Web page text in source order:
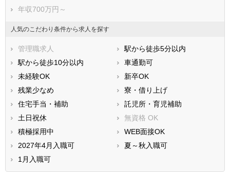
年収700万円～
人気のこだわり条件から求人を探す
管理職求人
駅から徒歩5分以内
駅から徒歩10分以内
車通勤可
未経験OK
新卒OK
残業少なめ
寮・借り上げ
住宅手当・補助
託児所・育児補助
土日祝休
無資格 OK
積極採用中
WEB面接OK
2027年4月入職可
夏～秋入職可
1月入職可